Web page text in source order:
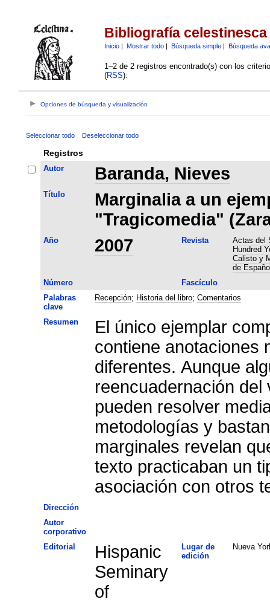
Bibliografía celestinesca
Inicio| Mostrar todo| Búsqueda simple| Búsqueda
1–2 de 2 registros encontrado(s) con los
(RSS):
Opciones de búsqueda y visualización
Seleccionar todo Deseleccionar todo
Registros
Autor Baranda, Nieves
Título
Marginalia a un
"Tragicomedia"
Año 2007 Revista
Actas del
Hundred
Calisto y
de
Número
Fascículo
Palabras
clave
Recepción; Historia del libro; Comentarios
Resumen
El único ejemplar
contiene anotaciones
diferentes. Aunque
reencuadernación
pueden resolver
metodologías y
marginales revelan
texto practicaban un
asociación con otros
Dirección
Autor
corporativo
Editorial
Hispanic
Seminary
of
Lugar de
edición
Nueva